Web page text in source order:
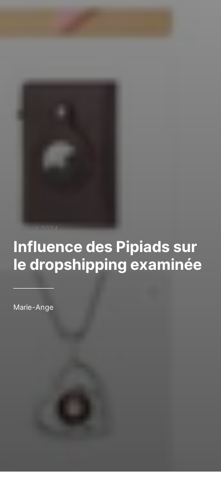
25 avril 2024
Influence des Pipiads sur
le dropshipping examinée
Marie-Ange